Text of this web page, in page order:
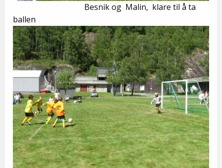
Besnik og Malin, klare til å ta
ballen